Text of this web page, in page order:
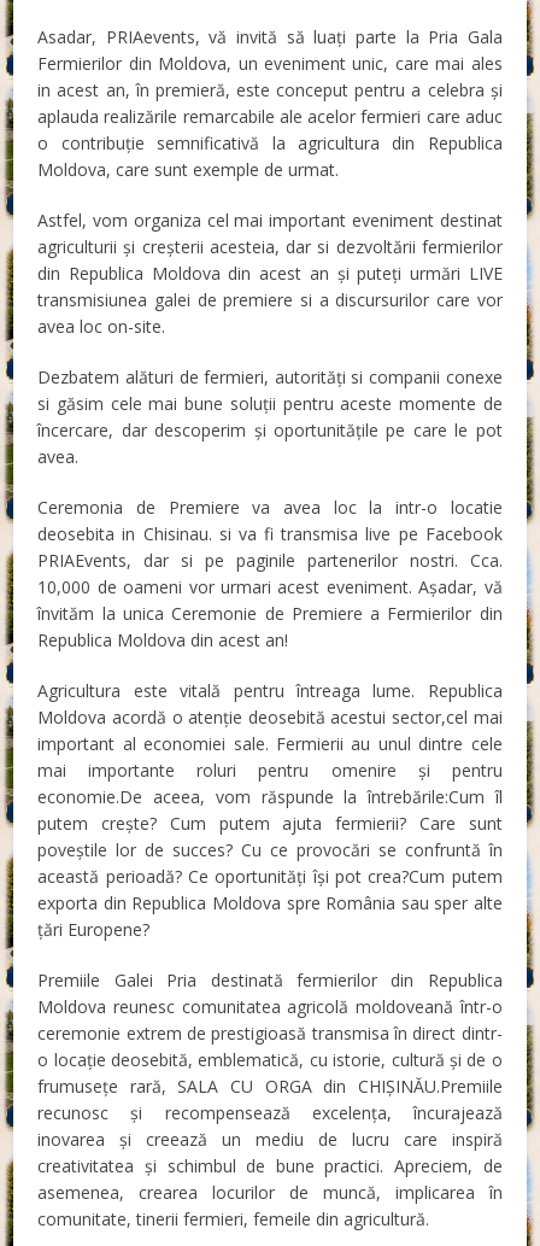
Asadar, PRIAevents, vă invită să luați parte la Pria Gala
Fermierilor din Moldova, un eveniment unic, care mai ales
in acest an, în premieră, este conceput pentru a celebra și
aplauda realizările remarcabile ale acelor fermieri care aduc
o contribuție semnificativă la agricultura din Republica
Moldova, care sunt exemple de urmat.
Astfel, vom organiza cel mai important eveniment destinat
agriculturii și creșterii acesteia, dar si dezvoltării fermierilor
din Republica Moldova din acest an și puteți urmări LIVE
transmisiunea galei de premiere si a discursurilor care vor
avea loc on-site.
Dezbatem alături de fermieri, autorități si companii conexe
si găsim cele mai bune soluții pentru aceste momente de
încercare, dar descoperim și oportunitățile pe care le pot
avea.
Ceremonia de Premiere va avea loc la intr-o locatie
deosebita in Chisinau. si va fi transmisa live pe Facebook
PRIAEvents, dar si pe paginile partenerilor nostri. Cca.
10,000 de oameni vor urmari acest eveniment. Așadar, vă
învităm la unica Ceremonie de Premiere a Fermierilor din
Republica Moldova din acest an!
Agricultura este vitală pentru întreaga lume. Republica
Moldova acordă o atenție deosebită acestui sector,cel mai
important al economiei sale. Fermierii au unul dintre cele
mai importante roluri pentru omenire și pentru
economie.De aceea, vom răspunde la întrebările:Cum îl
putem crește? Cum putem ajuta fermierii? Care sunt
poveștile lor de succes? Cu ce provocări se confruntă în
această perioadă? Ce oportunități își pot crea?Cum putem
exporta din Republica Moldova spre România sau sper alte
țări Europene?
Premiile Galei Pria destinată fermierilor din Republica
Moldova reunesc comunitatea agricolă moldoveană într-o
ceremonie extrem de prestigioasă transmisa în direct dintr-
o locație deosebită, emblematică, cu istorie, cultură și de o
frumusețe rară, SALA CU ORGA din CHIȘINĂU.Premiile
recunosc și recompensează excelența, încurajează
inovarea și creează un mediu de lucru care inspiră
creativitatea și schimbul de bune practici. Apreciem, de
asemenea, crearea locurilor de muncă, implicarea în
comunitate, tinerii fermieri, femeile din agricultură.